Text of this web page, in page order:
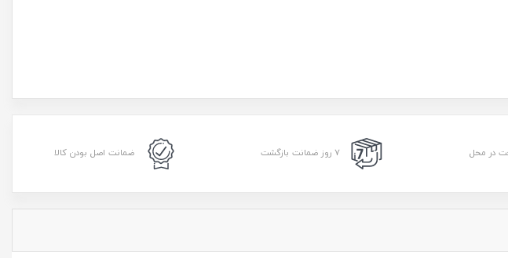
در محل ۷ روز ضمانت بازگشت ضمانت اصل بودن کالا